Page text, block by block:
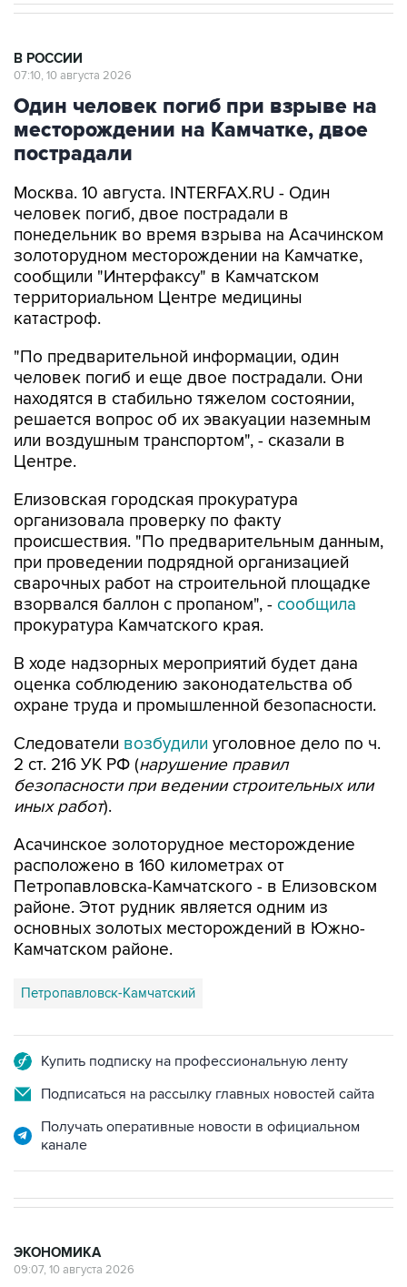
В РОССИИ
07:10, 10 августа 2026
Один человек погиб при взрыве на
месторождении на Камчатке, двое
пострадали
Москва. 10 августа. INTERFAX.RU - Один
человек погиб, двое пострадали в
понедельник во время взрыва на Асачинском
золоторудном месторождении на Камчатке,
сообщили "Интерфаксу" в Камчатском
территориальном Центре медицины
катастроф.
"По предварительной информации, один
человек погиб и еще двое пострадали. Они
находятся в стабильно тяжелом состоянии,
решается вопрос об их эвакуации наземным
или воздушным транспортом", - сказали в
Центре.
Елизовская городская прокуратура
организовала проверку по факту
происшествия. "По предварительным данным,
при проведении подрядной организацией
сварочных работ на строительной площадке
взорвался баллон с пропаном", - сообщила
прокуратура Камчатского края.
В ходе надзорных мероприятий будет дана
оценка соблюдению законодательства об
охране труда и промышленной безопасности.
Следователи возбудили уголовное дело по ч.
2 ст. 216 УК РФ (нарушение правил
безопасности при ведении строительных или
иных работ).
Асачинское золоторудное месторождение
расположено в 160 километрах от
Петропавловска-Камчатского - в Елизовском
районе. Этот рудник является одним из
основных золотых месторождений в Южно-
Камчатском районе.
Петропавловск-Камчатский
Купить подписку на профессиональную ленту
Подписаться на рассылку главных новостей сайта
Получать оперативные новости в официальном
канале
ЭКОНОМИКА
09:07, 10 августа 2026